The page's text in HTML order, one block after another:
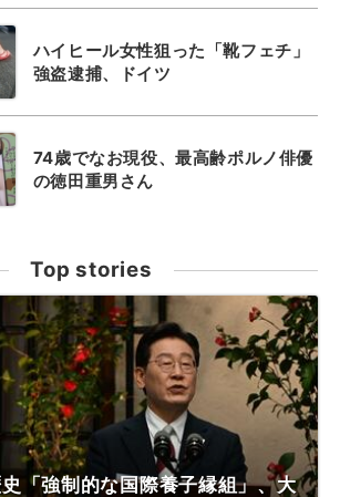
ハイヒール女性狙った「靴フェチ」
強盗逮捕、ドイツ
74歳でなお現役、最高齢ポルノ俳優
の徳田重男さん
Top stories
「強制的な国際養子縁組」、大